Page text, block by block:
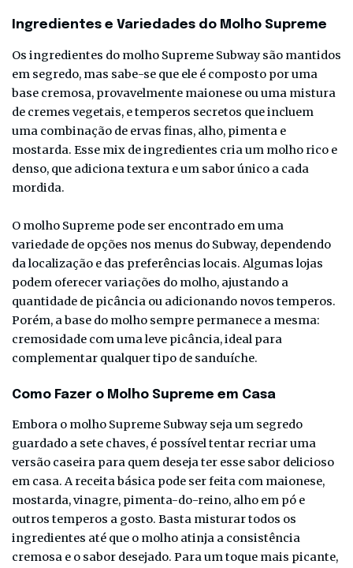
Ingredientes e Variedades do Molho Supreme
Os ingredientes do molho Supreme Subway são mantidos
em segredo, mas sabe-se que ele é composto por uma
base cremosa, provavelmente maionese ou uma mistura
de cremes vegetais, e temperos secretos que incluem
uma combinação de ervas finas, alho, pimenta e
mostarda. Esse mix de ingredientes cria um molho rico e
denso, que adiciona textura e um sabor único a cada
mordida.
O molho Supreme pode ser encontrado em uma
variedade de opções nos menus do Subway, dependendo
da localização e das preferências locais. Algumas lojas
podem oferecer variações do molho, ajustando a
quantidade de picância ou adicionando novos temperos.
Porém, a base do molho sempre permanece a mesma:
cremosidade com uma leve picância, ideal para
complementar qualquer tipo de sanduíche.
Como Fazer o Molho Supreme em Casa
Embora o molho Supreme Subway seja um segredo
guardado a sete chaves, é possível tentar recriar uma
versão caseira para quem deseja ter esse sabor delicioso
em casa. A receita básica pode ser feita com maionese,
mostarda, vinagre, pimenta-do-reino, alho em pó e
outros temperos a gosto. Basta misturar todos os
ingredientes até que o molho atinja a consistência
cremosa e o sabor desejado. Para um toque mais picante,